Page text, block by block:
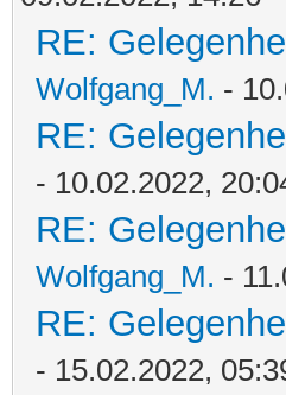
RE:
Wolfgang_M. -
RE:
- 10.02.2022,
RE:
Wolfgang_M. -
RE:
- 15.02.2022,